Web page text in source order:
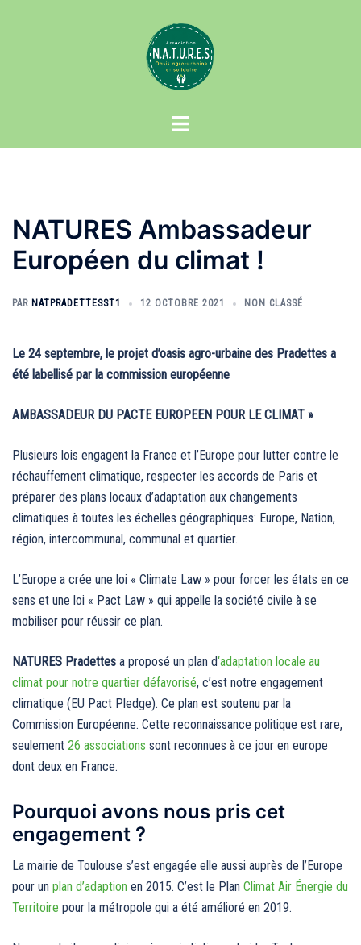
Ouvrir/fermer
NATURES Ambassadeur
Européen du climat !
PAR NATPRADETTESST1 12 OCTOBRE 2021 NON CLASSÉ
Le 24 septembre, le projet d’oasis agro-urbaine des Pradettes a
été labellisé par la commission européenne
AMBASSADEUR DU PACTE EUROPEEN POUR LE CLIMAT »
Plusieurs lois engagent la France et l’Europe pour lutter contre le
réchauffement climatique, respecter les accords de Paris et
préparer des plans locaux d’adaptation aux changements
climatiques à toutes les échelles géographiques: Europe, Nation,
région, intercommunal, communal et quartier.
L’Europe a crée une loi « Climate Law » pour forcer les états en ce
sens et une loi « Pact Law » qui appelle la société civile à se
mobiliser pour réussir ce plan.
NATURES Pradettes a proposé un plan d‘adaptation locale au
climat pour notre quartier défavorisé, c’est notre engagement
climatique (EU Pact Pledge). Ce plan est soutenu par la
Commission Européenne. Cette reconnaissance politique est rare,
seulement 26 associations sont reconnues à ce jour en europe
dont deux en France.
Pourquoi avons nous pris cet
engagement ?
La mairie de Toulouse s’est engagée elle aussi auprès de l’Europe
pour un plan d’adaption en 2015. C’est le Plan Climat Air Énergie du
Territoire pour la métropole qui a été amélioré en 2019.